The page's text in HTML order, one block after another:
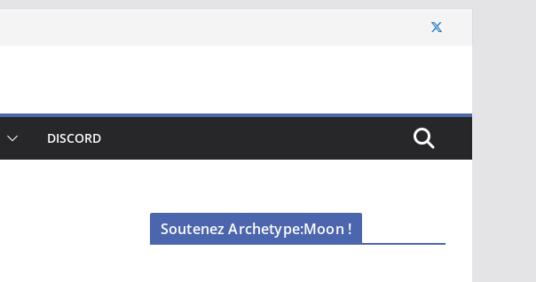
DISCORD
Soutenez Archetype:Moon !